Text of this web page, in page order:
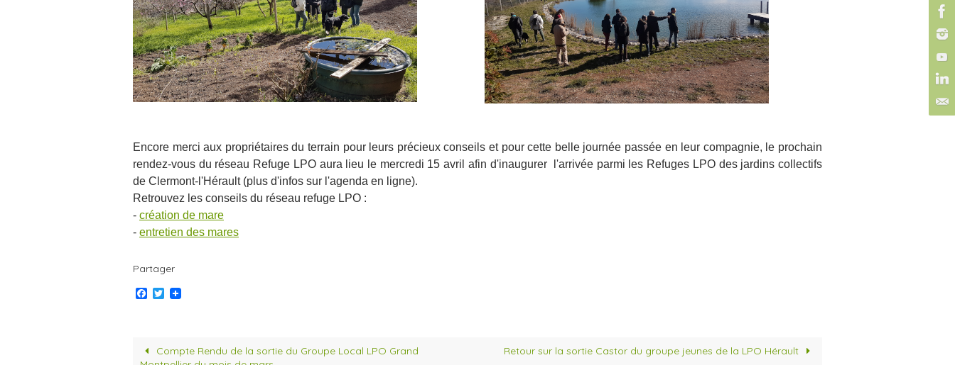
Encore merci aux propriétaires du terrain pour leurs précieux conseils et pour cette belle journée passée en leur compagnie, le prochain
rendez-vous du réseau Refuge LPO aura lieu le mercredi 15 avril afin d'inaugurer l'arrivée parmi les Refuges LPO des jardins collectifs
de Clermont-l'Hérault (plus d'infos sur l'agenda en ligne).
Retrouvez les conseils du réseau refuge LPO :
- création de mare
- entretien des mares
Partager
F
o
o
T
e
r
Compte Rendu de la sortie du Groupe Local LPO Grand
Retour sur la sortie Castor du groupe jeunes de la LPO Hérault